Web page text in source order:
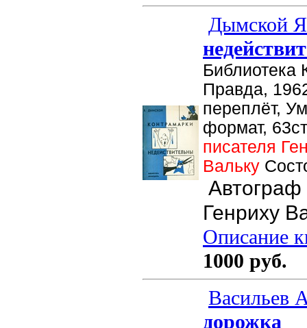
Дымской
Библиотека
Правда,
переплёт,
формат,
писателя
Вальку
Автограф
Генриху
Описание
1000 руб.
Васильев
дорожка